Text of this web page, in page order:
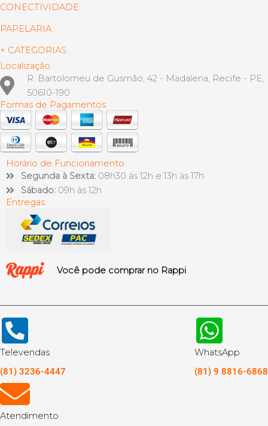
CONECTIVIDADE
PAPELARIA
+ CATEGORIAS
Localização
R. Bartolomeu de Gusmão, 42 - Madalena, Recife - PE,
50610-190
Formas de Pagamentos
Horário de Funcionamento
Segunda à Sexta: 08h30 às 12h e 13h às 17h
Sábado: 09h às 12h
Entregas
Você pode comprar no Rappi
Televendas
(81) 3236-4447
WhatsApp
(81) 9 8816-6868
Atendimento